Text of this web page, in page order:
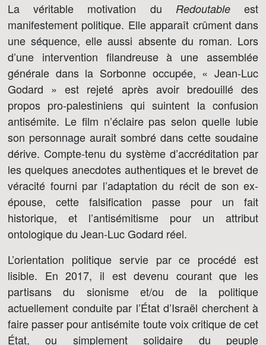
La véritable motivation du Redoutableest
manifestement politique. Elle apparaît crûment dans
une séquence, elle aussi absente du roman. Lors
d’une intervention filandreuse à une assemblée
générale dans la Sorbonne occupée, « Jean-Luc
Godard » est rejeté après avoir bredouillé des
propos pro-palestiniens qui suintent la confusion
antisémite. Le film n’éclaire pas selon quelle lubie
son personnage aurait sombré dans cette soudaine
dérive. Compte-tenu du système d’accréditation par
les quelques anecdotes authentiques et le brevet de
véracité fourni par l’adaptation du récit de son ex-
épouse, cette falsification passe pour un fait
historique, et l’antisémitisme pour un attribut
ontologique du Jean-Luc Godard réel.
L’orientation politique servie par ce procédé est
lisible. En 2017, il est devenu courant que les
partisans du sionisme et/ou de la politique
actuellement conduite par l’État d’Israël cherchent à
faire passer pour antisémite toute voix critique de cet
État, ou simplement solidaire du peuple